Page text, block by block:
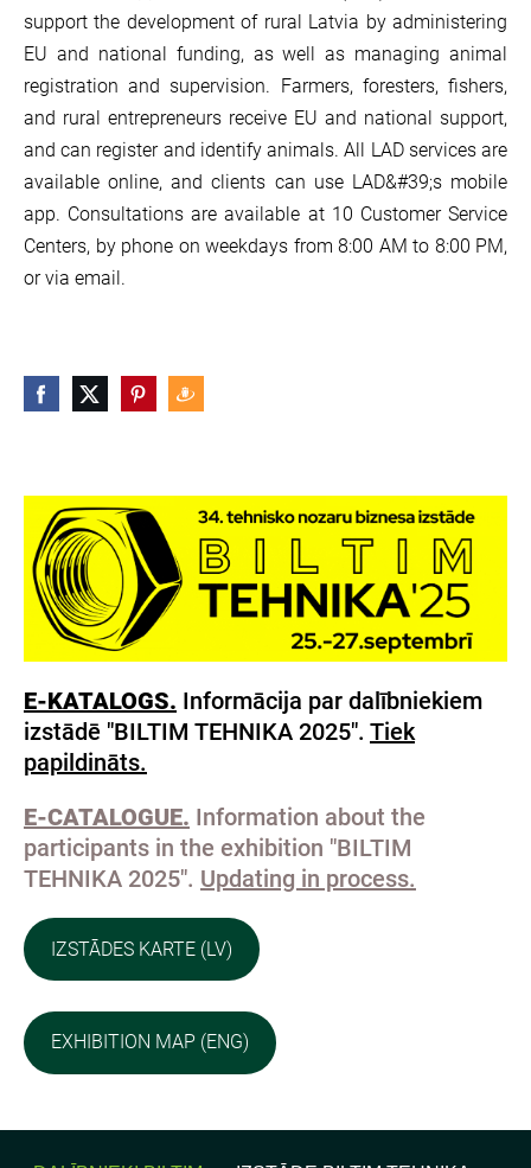
E-KATALOGS. Informācija par dalībniekiem
izstādē "BILTIM TEHNIKA 2025". Tiek
papildināts.
E-CATALOGUE. Information about the
participants in the exhibition "BILTIM
TEHNIKA 2025". Updating in process.
IZSTĀDES KARTE (LV)
EXHIBITION MAP (ENG)
support the development of rural Latvia by administering
EU and national funding, as well as managing animal
registration and supervision. Farmers, foresters, fishers,
and rural entrepreneurs receive EU and national support,
and can register and identify animals. All LAD services are
available online, and clients can use LAD&#39;s mobile
app. Consultations are available at 10 Customer Service
Centers, by phone on weekdays from 8:00 AM to 8:00 PM,
or via email.